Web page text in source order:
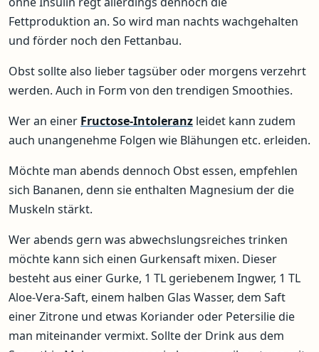
Fettproduktion an. So wird man nachts wachgehalten
und förder noch den Fettanbau.
Obst sollte also lieber tagsüber oder morgens verzehrt
werden. Auch in Form von den trendigen Smoothies.
Wer an einer Fructose-Intoleranz leidet kann zudem
auch unangenehme Folgen wie Blähungen etc. erleiden.
Möchte man abends dennoch Obst essen, empfehlen
sich Bananen, denn sie enthalten Magnesium der die
Muskeln stärkt.
Wer abends gern was abwechslungsreiches trinken
möchte kann sich einen Gurkensaft mixen. Dieser
besteht aus einer Gurke, 1 TL geriebenem Ingwer, 1 TL
Aloe-Vera-Saft, einem halben Glas Wasser, dem Saft
einer Zitrone und etwas Koriander oder Petersilie die
man miteinander vermixt. Sollte der Drink aus dem